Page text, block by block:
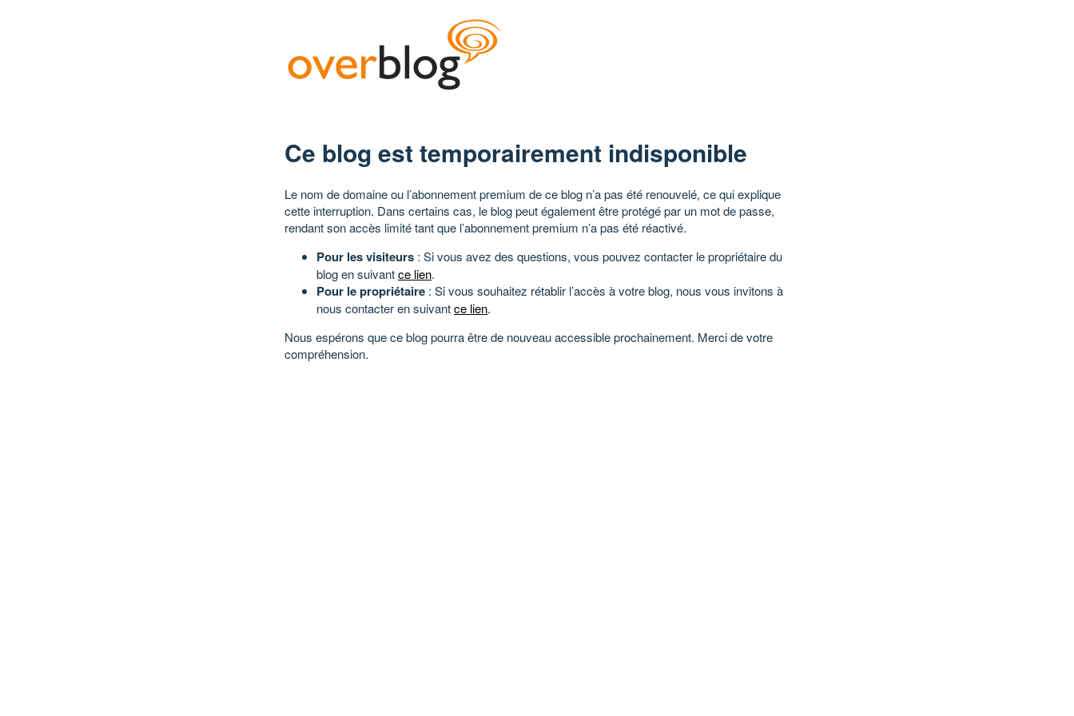
Ce blog est temporairement indisponible
Le nom de domaine ou l’abonnement premium de ce blog n’a pas été renouvelé, ce qui explique
cette interruption. Dans certains cas, le blog peut également être protégé par un mot de passe,
rendant son accès limité tant que l’abonnement premium n’a pas été réactivé.
Pour les visiteurs : Si vous avez des questions, vous pouvez contacter le propriétaire du
blog en suivantce lien.
Pour le propriétaire : Si vous souhaitez rétablir l’accès à votre blog, nous vous invitons à
nous contacter en suivantce lien.
Nous espérons que ce blog pourra être de nouveau accessible prochainement. Merci de votre
compréhension.